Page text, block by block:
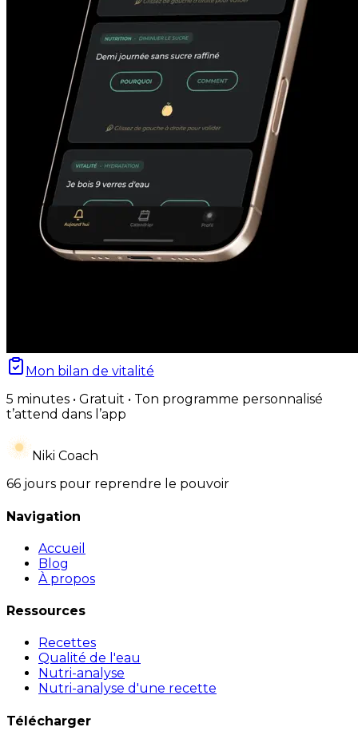
Mon bilan de vitalité
5 minutes • Gratuit • Ton programme personnalisé
t’attend dans l’app
Niki Coach
66 jours pour reprendre le pouvoir
Navigation
Accueil
Blog
À propos
Ressources
Recettes
Qualité de l'eau
Nutri-analyse
Nutri-analyse d'une recette
Télécharger